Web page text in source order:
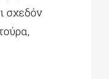
σχεδόν